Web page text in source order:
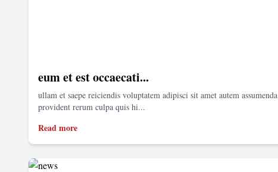
eum et est occaecati...
ullam et saepe reiciendis voluptatem adipisci sit amet autem assumenda
provident rerum culpa quis hi...
Read more